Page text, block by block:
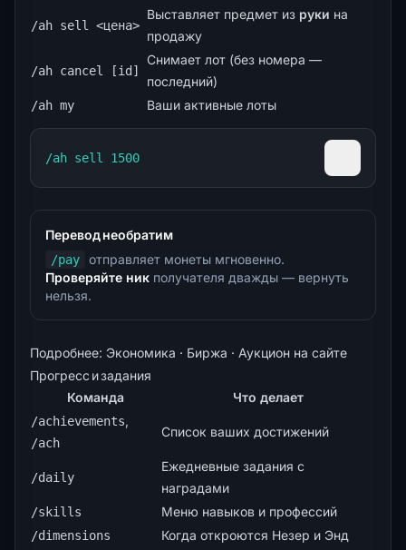
/ah sell <цена>
Выставляет предмет из руки на
продажу
/ah cancel [id]
Снимает лот (без номера —
последний)
/ah my Ваши активные лоты
/ah sell 1500
Перевод необратим
/pay
отправляет монеты мгновенно.
Проверяйте ник получателя дважды — вернуть
нельзя.
Подробнее: Экономика · Биржа · Аукцион на сайте
Прогресс и задания
Команда Что делает
/achievements,
/ach
Список ваших достижений
/daily
Ежедневные задания с
наградами
/skills Меню навыков и профессий
/dimensions Когда откроются Незер и Энд